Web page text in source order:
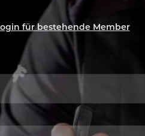
für bestehende Member